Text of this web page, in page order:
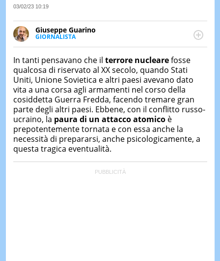
LE
DI
IERI
03/02/23 10:19
Giuseppe Guarino
GIORNALISTA
Ph(D) in Diritto Comparato e processi di
particolare sulla Storia contemporanea di America
Latina e Spagna. Collabora con numerose testate ed
è presidente dell'Associazione Culturale "La
Biblioteca del Sannio".
In tanti pensavano che il terrore nuclearefosse
qualcosa di riservato al XX secolo, quando Stati
Uniti, Unione Sovietica e altri paesi avevano dato
vita a una corsa agli armamenti nel corso della
cosiddetta Guerra Fredda, facendo tremare gran
parte degli altri paesi. Ebbene, con il conflitto russo-
ucraino, la paura di un attacco atomicoè
prepotentemente tornata e con essa anche la
necessità di prepararsi, anche psicologicamente, a
questa tragica eventualità.